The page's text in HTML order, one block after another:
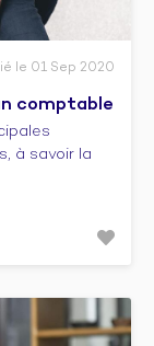
le 01 Sep 2020
comptable
à savoir la